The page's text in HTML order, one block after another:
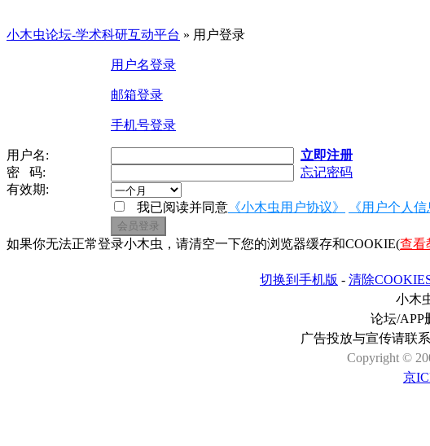
小木虫论坛-学术科研互动平台 » 用户登录
用户名登录
邮箱登录
手机号登录
用户名:
立即注册
密 码:
忘记密码
有效期:
我已阅读并同意 《小木虫用户协议》 《用户个人
如果你无法正常登录小木虫，请清空一下您的浏览器缓存和COOKIE(查看
切换到手机版 - 清除
小木
论坛/APP
广告投放与宣传请联系
Copyright ©
京